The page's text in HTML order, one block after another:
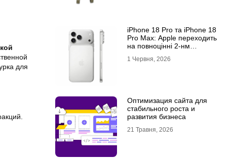
для
iPhone 18 Pro та iPhone 18
Pro Max: Apple переходить
на повноцінні 2-нм
1 Червня, 2026
Оптимизация сайта для
стабильного роста и
развития бизнеса
21 Травня, 2026